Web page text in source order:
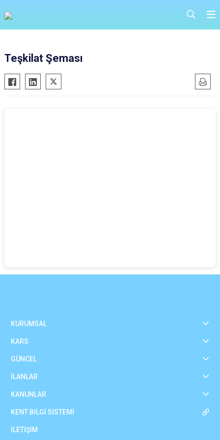
Teşkilat Şeması
KURUMSAL
KARS
GÜNCEL
İLANLAR
KANUNLAR
KENT BİLGİ SİSTEMİ
İLETİŞİM